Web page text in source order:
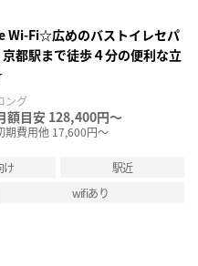
Wi-Fi☆広めのバストイレセパ
都駅まで徒歩４分の便利な立
ング
額目安 128,400円～
期費用他 17,600円～
け
駅近
wifiあり